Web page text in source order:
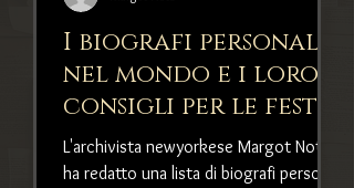
I biografi personali
nel mondo e i loro
consigli per le feste
in famiglia
L'archivista newyorkese Margot Note
ha redatto una lista di biografi personali